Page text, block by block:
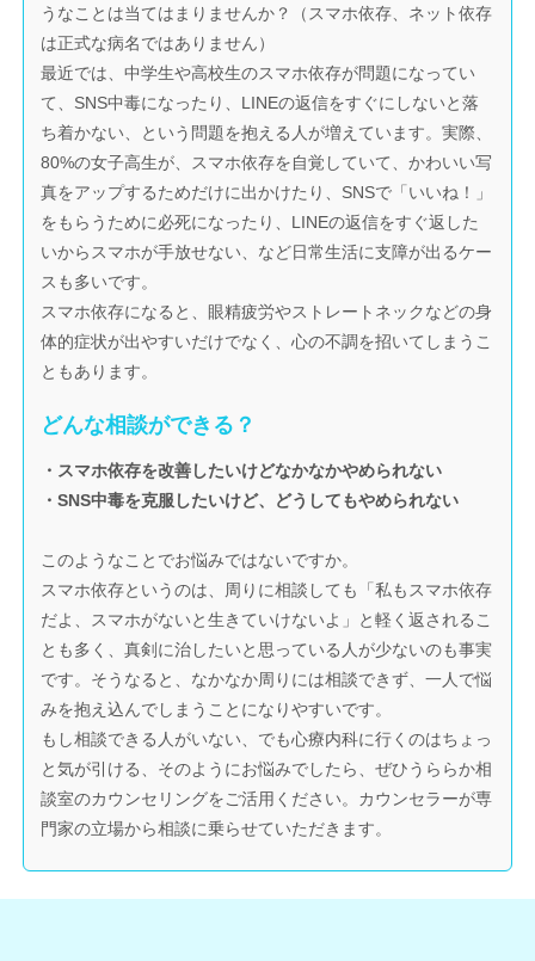
うなことは当てはまりませんか？（スマホ依存、ネット依存
は正式な病名ではありません）
最近では、中学生や高校生のスマホ依存が問題になってい
て、SNS中毒になったり、LINEの返信をすぐにしないと落
ち着かない、という問題を抱える人が増えています。実際、
80%の女子高生が、スマホ依存を自覚していて、かわいい写
真をアップするためだけに出かけたり、SNSで「いいね！」
をもらうために必死になったり、LINEの返信をすぐ返した
いからスマホが手放せない、など日常生活に支障が出るケー
スも多いです。
スマホ依存になると、眼精疲労やストレートネックなどの身
体的症状が出やすいだけでなく、心の不調を招いてしまうこ
ともあります。
どんな相談ができる？
・スマホ依存を改善したいけどなかなかやめられない
・SNS中毒を克服したいけど、どうしてもやめられない
このようなことでお悩みではないですか。
スマホ依存というのは、周りに相談しても「私もスマホ依存
だよ、スマホがないと生きていけないよ」と軽く返されるこ
とも多く、真剣に治したいと思っている人が少ないのも事実
です。そうなると、なかなか周りには相談できず、一人で悩
みを抱え込んでしまうことになりやすいです。
もし相談できる人がいない、でも心療内科に行くのはちょっ
と気が引ける、そのようにお悩みでしたら、ぜひうららか相
談室のカウンセリングをご活用ください。カウンセラーが専
門家の立場から相談に乗らせていただきます。